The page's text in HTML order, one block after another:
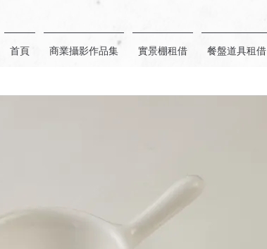
首頁 商業攝影作品集 實景棚租借 餐盤道具租借